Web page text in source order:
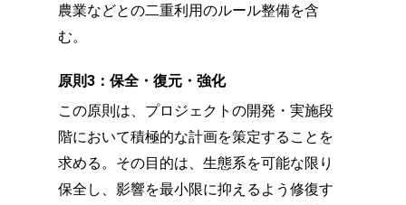
農業などとの二重利用のルール整備を含
む。
原則3：保全・復元・強化
この原則は、プロジェクトの開発・実施段
階において積極的な計画を策定することを
求める。その目的は、生態系を可能な限り
保全し、影響を最小限に抑えるよう修復す